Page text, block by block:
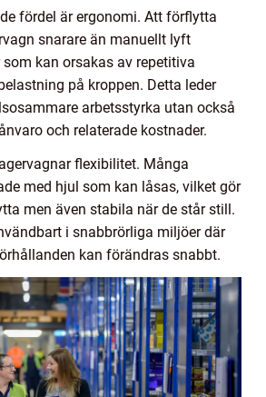
fördel är ergonomi. Att förflytta
snarare än manuellt lyft
kan orsakas av repetitiva
på kroppen. Detta leder
arbetsstyrka utan också
och relaterade kostnader.
flexibilitet. Många
med hjul som kan låsas, vilket gör
men även stabila när de står still.
i snabbrörliga miljöer där
kan förändras snabbt.